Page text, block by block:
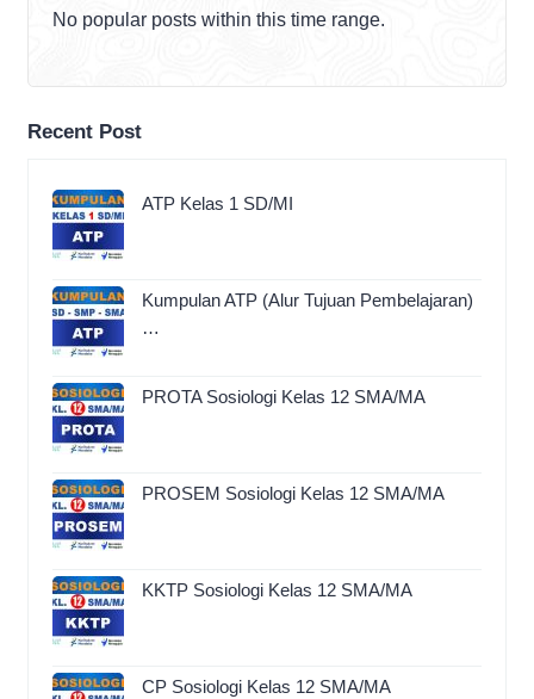
No popular posts within this time range.
Recent Post
ATP Kelas 1 SD/MI
Kumpulan ATP (Alur Tujuan Pembelajaran)
…
PROTA Sosiologi Kelas 12 SMA/MA
PROSEM Sosiologi Kelas 12 SMA/MA
KKTP Sosiologi Kelas 12 SMA/MA
CP Sosiologi Kelas 12 SMA/MA